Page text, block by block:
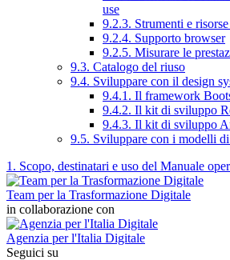
use
9.2.3. Strumenti e
9.2.4. Supporto browser
9.2.5. Misurare le
9.3. Catalogo del riuso
9.4. Sviluppare con il design
9.4.1. Il framework
9.4.2. Il kit di sviluppo
9.4.3. Il kit di sviluppo
9.5. Sviluppare con i modelli
1. Scopo, destinatari e uso del Manuale
Team per la Trasformazione Digitale
in collaborazione con
Agenzia per l'Italia Digitale
Seguici su